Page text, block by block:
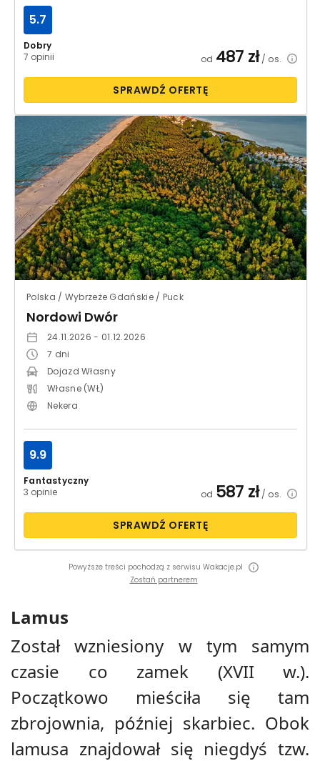
Dobry
7 opinii
5.7
od 487 zł/ os.
SPRAWDŹ OFERTĘ
Polska / Wybrzeże Gdańskie / Puck
Nordowi Dwór
24.11.2026 - 01.12.2026
7 dni
Dojazd Własny
Własne (WŁ)
Nekera
Fantastyczny
3 opinie
9.9
od 587 zł/ os.
SPRAWDŹ OFERTĘ
Powyższe treści pochodzą z serwisu Wakacje.pl
Zostań partnerem
Lamus
Został wzniesiony w tym samym
czasie co zamek (XVII w.).
Początkowo mieściła się tam
zbrojownia, później skarbiec. Obok
lamusa znajdował się niegdyś tzw.